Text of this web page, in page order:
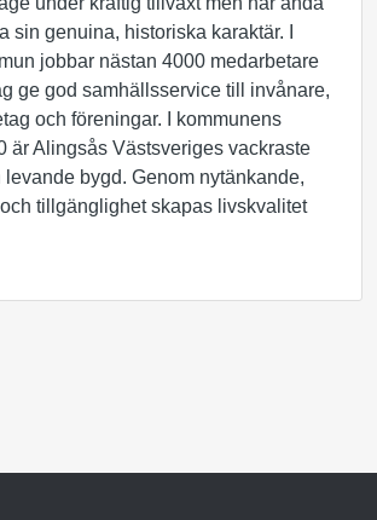
sin genuina, historiska karaktär. I
jobbar nästan 4000 medarbetare
ge god samhällsservice till invånare,
och föreningar. I kommunens
är Alingsås Västsveriges vackraste
levande bygd. Genom nytänkande,
tillgänglighet skapas livskvalitet